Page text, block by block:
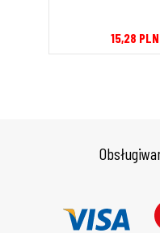
15,28 PLN